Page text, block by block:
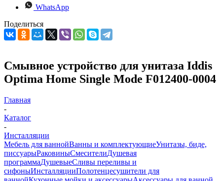
WhatsApp
Поделиться
Смывное устройство для унитаза Iddis
Optima Home Single Mode F012400-0004
Главная
-
Каталог
-
Инсталляции
Мебель для ваннойВанны и комплектующиеУнитазы, биде,
писсуарыРаковиныСмесителиДушевая
программаДушевыеСливы переливы и
сифоныИнсталляцииПолотенцесушители для